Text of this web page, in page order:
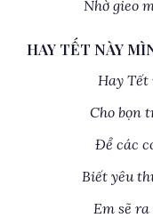
Nhờ gieo
HAY TẾT NÀY
Hay Tết
Cho bọn
Để các
Biết yêu
Em sẽ